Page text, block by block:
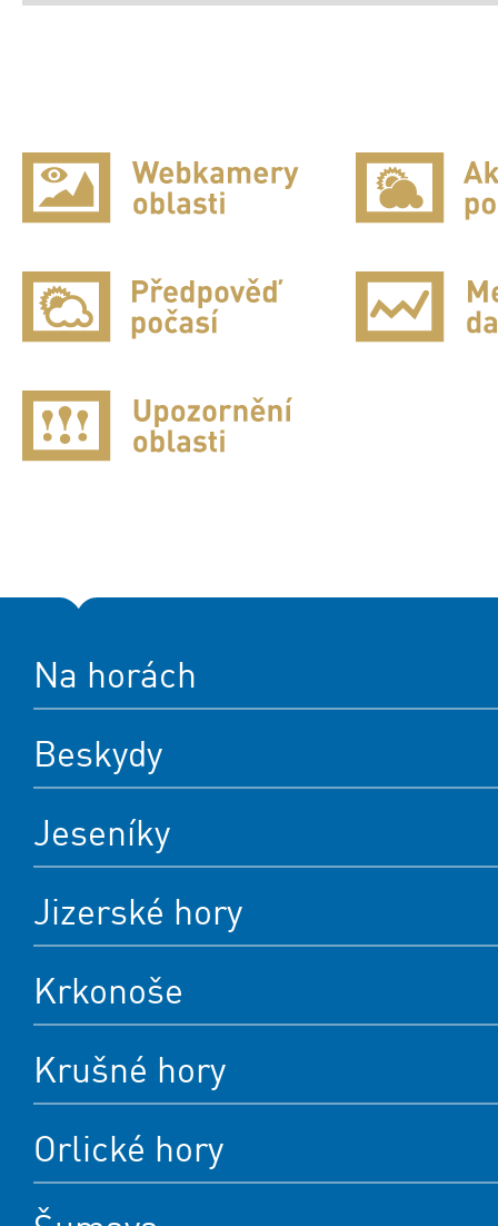
Na horách
Beskydy
Jeseníky
Jizerské hory
Krkonoše
Krušné hory
Orlické hory